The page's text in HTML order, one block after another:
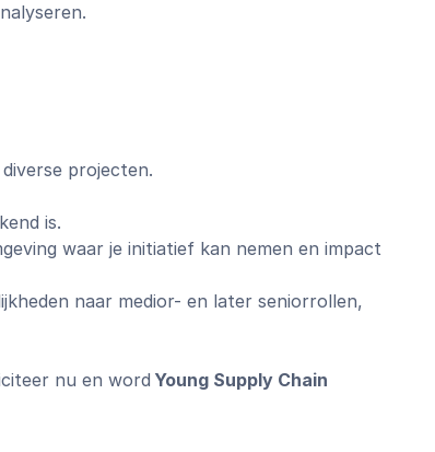
projecten.
is.
waar je initiatief kan nemen en impact
naar medior- en later seniorrollen,
nu en word Young Supply Chain